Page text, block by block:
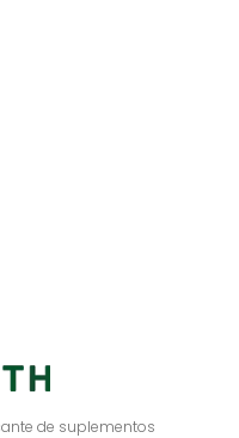
de suplementos